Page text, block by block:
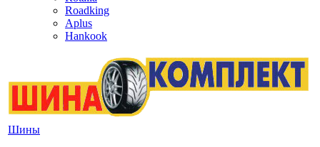
Roadking
Aplus
Hankook
Шины